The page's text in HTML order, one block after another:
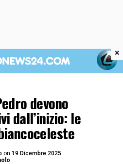
devono
dall’inizio: le
on 19 Dicembre 2025
×